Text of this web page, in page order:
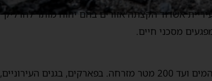
אשדוד הקצתה אזורים בהם יהוה מותר להדליק
מסכני חיים.
חל איסור להקים מדורות ברצועת החוף לכל אורכה, מקו המים ועד 200 מטר מזרחה. בפארקים, בגנים העירוניים,